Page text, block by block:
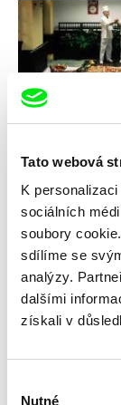
Tato webová
K
sociálních
soubory
sdílíme se
analýzy.
dalšími
získali v
Nutné
Peter Kerekes
Jachtári